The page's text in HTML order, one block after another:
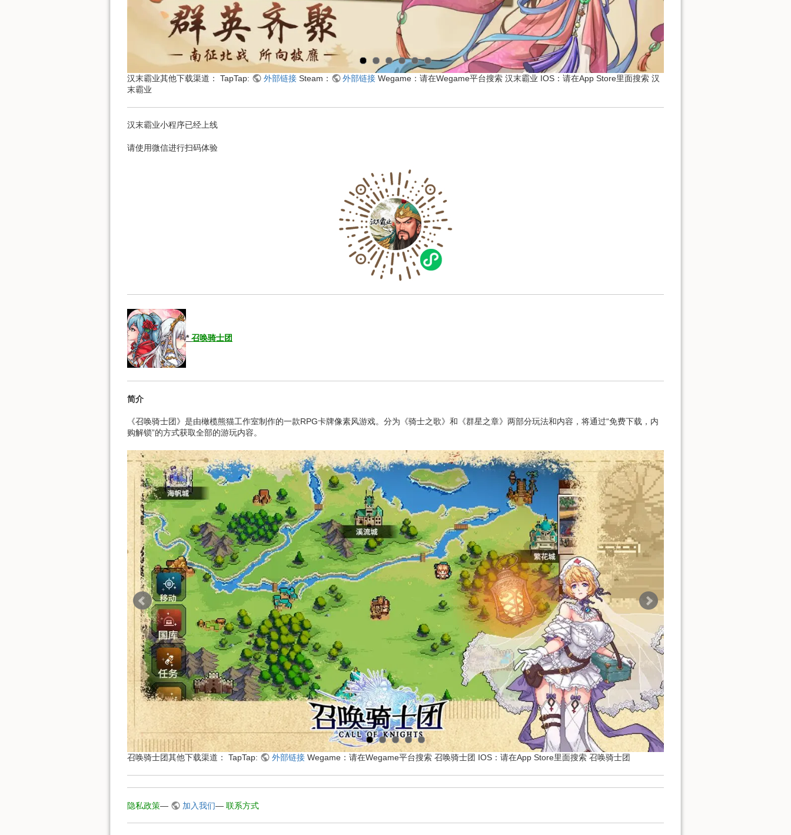
汉末霸业其他下载渠道： TapTap: 外部链接Steam： 外部链接 Wegame：请在Wegame平台搜索 汉末霸业 IOS：请在App Store里面搜索 汉
末霸业
汉末霸业小程序已经上线
请使用微信进行扫码体验
*召唤骑士团
简介
《召唤骑士团》是由橄榄熊猫工作室制作的一款RPG卡牌像素风游戏。分为《骑士之歌》和《群星之章》两部分玩法和内容，将通过“免费下载，内
购解锁”的方式获取全部的游玩内容。
召唤骑士团其他下载渠道： TapTap: 外部链接Wegame：请在Wegame平台搜索 召唤骑士团 IOS：请在App Store里面搜索 召唤骑士团
隐私政策— 加入我们— 联系方式